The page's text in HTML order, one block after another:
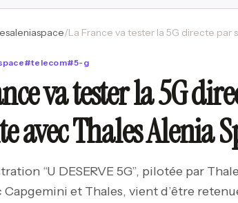
/
#telecom#5-g
va tester la 5G
avec Thales Alenia
“U DESERVE 5G”, pilotée par
Capgemini et Thales, vient d’être